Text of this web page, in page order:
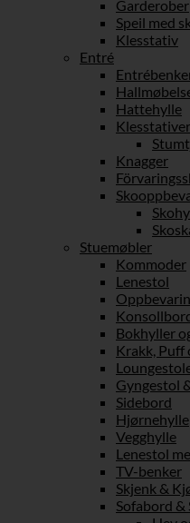
Garderober
Speil med
Klesstativ
Entré
Hattehylle
Klesstativer
Knagger
Stuemøbler
Kommoder
Lenestol
Bokhyller
Krakk, Puff
Gyngestol
Sidebord
Hjørnehylle
Vegghylle
Lenestol
TV-benker
Skjenk &
Sofabord &